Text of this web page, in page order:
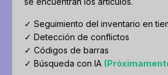
✓ Seguimiento del inventario en
✓ Detección de conflictos
✓ Códigos de barras
✓ Búsqueda con IA